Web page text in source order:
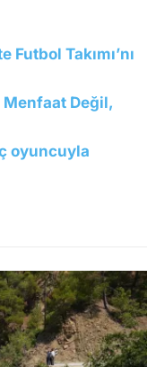
Takımı’nı
Değil,
oyuncuyla